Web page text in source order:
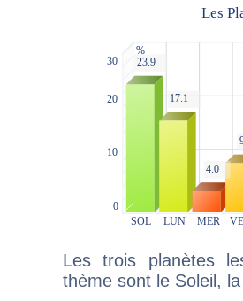
Les trois planètes
thème sont le Soleil,